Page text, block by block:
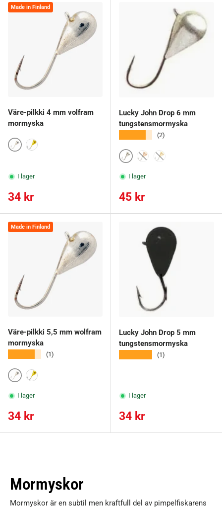
Made in Finland
Väre-pilkki 4 mm volfram
mormyska
Hopea
I lager
Ordinarie pris
34 kr
Lucky John Drop 6 mm
tungstensmormyska
(2)
1
I lager
Ordinarie pris
45 kr
Made in Finland
Väre-pilkki 5,5 mm wolfram
mormyska
(1)
Hopea
I lager
Ordinarie pris
34 kr
Lucky John Drop 5 mm
tungstensmormyska
(1)
I lager
Ordinarie pris
34 kr
Mormyskor
Mormyskor är en subtil men kraftfull del av pimpelfiskarens